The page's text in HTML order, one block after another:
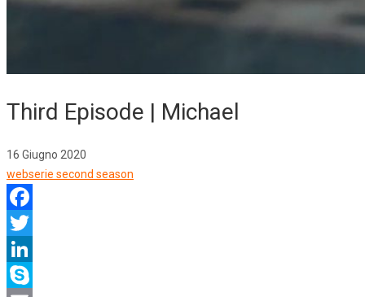
Third Episode | Michael
16 Giugno 2020
webserie second season
Facebook
Twitter
LinkedIn